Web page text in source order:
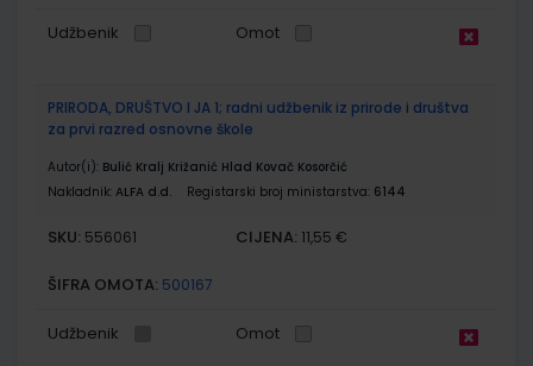
Udžbenik Omot
PRIRODA, DRUŠTVO I JA 1; radni udžbenik iz prirode i društva
za prvi razred osnovne škole
Autor(i): Bulić Kralj Križanić Hlad Kovač Kosorčić
Nakladnik: ALFA d.d. Registarski broj ministarstva: 6144
SKU: 556061 CIJENA: 11,55 €
ŠIFRA OMOTA: 500167
Udžbenik Omot